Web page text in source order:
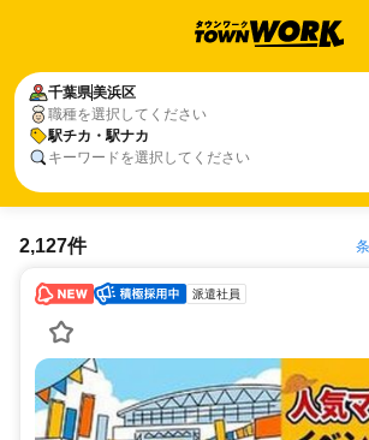
千葉県美浜区
職種を選択してください
駅チカ・駅ナカ
キーワードを選択してください
2,127件
派遣社員